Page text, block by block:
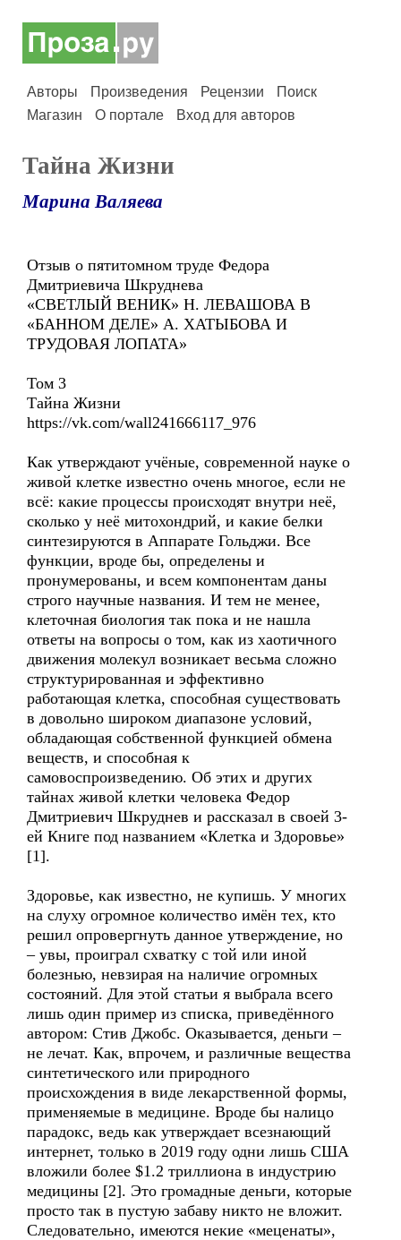
Авторы Произведения Рецензии
Поиск
Магазин
О портале Вход для авторов
Тайна Жизни
Марина Валяева
Отзыв о пятитомном труде Федора
Дмитриевича Шкруднева
«СВЕТЛЫЙ ВЕНИК» Н. ЛЕВАШОВА В
«БАННОМ ДЕЛЕ» А. ХАТЫБОВА И
ТРУДОВАЯ ЛОПАТА»
Том 3
Тайна Жизни
https://vk.com/wall241666117_976
Как утверждают учёные, современной науке о
живой клетке известно очень многое, если не
всё: какие процессы происходят внутри неё,
сколько у неё митохондрий, и какие белки
синтезируются в Аппарате Гольджи. Все
функции, вроде бы, определены и
пронумерованы, и всем компонентам даны
строго научные названия. И тем не менее,
клеточная биология так пока и не нашла
ответы на вопросы о том, как из хаотичного
движения молекул возникает весьма сложно
структурированная и эффективно
работающая клетка, способная существовать
в довольно широком диапазоне условий,
обладающая собственной функцией обмена
веществ, и способная к
самовоспроизведению. Об этих и других
тайнах живой клетки человека Федор
Дмитриевич Шкруднев и рассказал в своей 3-
ей Книге под названием «Клетка и Здоровье»
[1].
Здоровье, как известно, не купишь. У многих
на слуху огромное количество имён тех, кто
решил опровергнуть данное утверждение, но
– увы, проиграл схватку с той или иной
болезнью, невзирая на наличие огромных
состояний. Для этой статьи я выбрала всего
лишь один пример из списка, приведённого
автором: Стив Джобс. Оказывается, деньги –
не лечат. Как, впрочем, и различные вещества
синтетического или природного
происхождения в виде лекарственной формы,
применяемые в медицине. Вроде бы налицо
парадокс, ведь как утверждает всезнающий
интернет, только в 2019 году одни лишь США
вложили более $1.2 триллиона в индустрию
медицины [2]. Это громадные деньги, которые
просто так в пустую забаву никто не вложит.
Следовательно, имеются некие «меценаты»,